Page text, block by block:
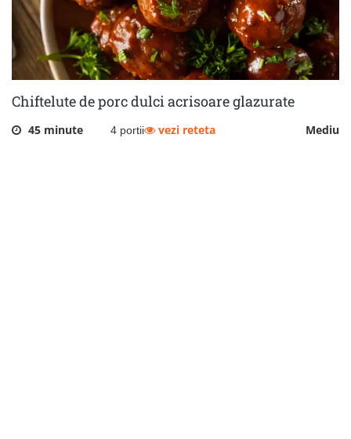
Chiftelute de porc dulci acrisoare glazurate
45 minute 4 portii Mediu
vezi reteta